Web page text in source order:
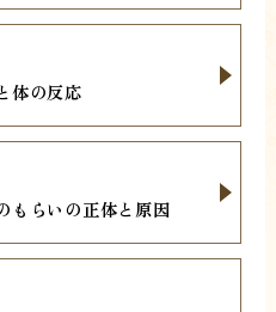
体の反応
もらいの正体と原因